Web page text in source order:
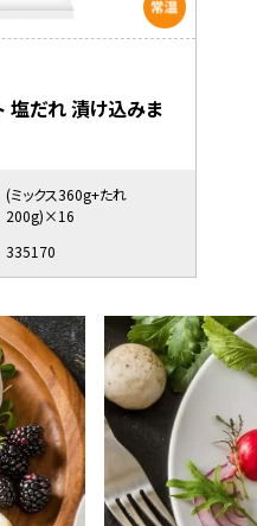
塩だれ 漬け込みま
(ミックス360g+たれ
200g)×16
335170